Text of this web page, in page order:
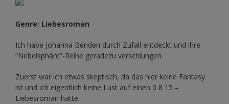
Genre: Liebesroman
Ich habe Johanna Benden durch Zufall entdeckt und ihre
“Nebelsphäre”-Reihe geradezu verschlungen.
Zuerst war ich etwas skeptisch, da das hier keine Fantasy
ist und ich eigentlich keine Lust auf einen 0 8 15 –
Liebesroman hatte.